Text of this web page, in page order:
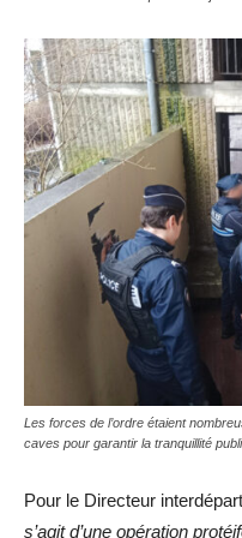
Les forces de l’ordre étaient
caves pour garantir la tranquillité
Pour le Directeur
s’agit d’une opération